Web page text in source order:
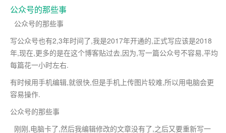
公众号的那些事
公众号的那些事
写公众号也有2,3年时间了,我是2017年开通的,正式写应该是2018
年,现在,更多的是在这个博客贴过去,因为,写一篇公众号不容易,平均
每篇花一小时左右.
有时候用手机编辑,就很快,但是手机上传图片较难,所以用电脑会更
容易操作.
公众号的那些事
刚刚,电脑卡了,然后我编辑修改的文章没有了,之后又要重新写一